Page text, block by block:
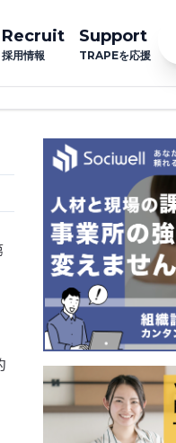
Recruit
採用情報
Support
TRAPEを応援